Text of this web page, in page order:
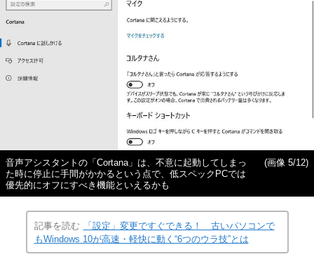
音声アシスタントの「Cortana」は、不意に起動してしまっ
た時に停止に手間がかかるという点で、低スペックPCでは
優先的にオフにすべき機能といえるかも
(画像 5/12)
記事を読む
「設定」変更ですぐできる！ 古いパソコンで
もWindows 10が高速・軽快に動く“6つのウラ技”とは